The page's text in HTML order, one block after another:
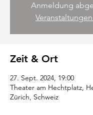
Anmeldung
Zeit & Ort
27. Sept. 2024, 19:00
Theater am Hechtplatz,
Zürich, Schweiz